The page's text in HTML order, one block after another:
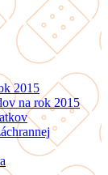
2015
na rok 2015